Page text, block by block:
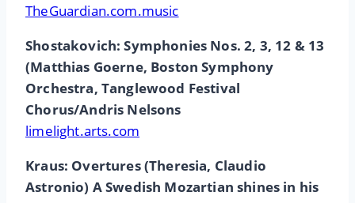
TheGuardian.com.music
Shostakovich: Symphonies Nos. 2, 3, 12 & 13
(Matthias Goerne, Boston Symphony
Orchestra, Tanglewood Festival
Chorus/Andris Nelsons
limelight.arts.com
Kraus: Overtures (Theresia, Claudio
Astronio) A Swedish Mozartian shines in his